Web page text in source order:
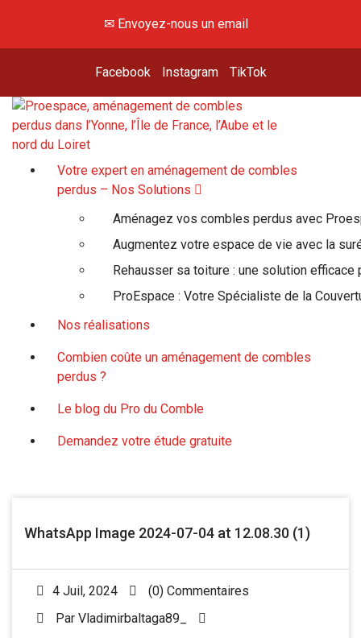
✉ Envoyez-nous un email
Facebook Instagram TikTok
Hey, viens voir là-haut !
Votre expert en aménagement de combles
perdus – Nos Solutions
Aménagez vos combles perdus avec
Augmentez votre espace de vie avec la
Rehausser sa toiture : une solution
ProEspace : Votre Spécialiste de la
Nos réalisations
Combien coûte un aménagement de combles
perdus ?
Le blog du Pro du Comble
Demandez votre étude gratuite
WhatsApp Image 2024-07-04 at 12.08.30 (1)
4 Juil, 2024
(0) Commentaires
Par Vladimirbaltaga89_